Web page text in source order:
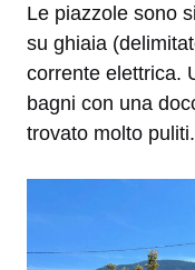
Le piazzole sono
su ghiaia
corrente elettrica.
bagni con una
trovato molto puliti.